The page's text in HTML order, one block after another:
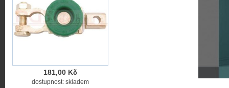
181,00 Kč
dostupnost: skladem